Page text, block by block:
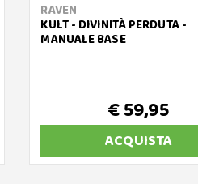
RAVEN
KULT - DIVINITÀ PERDUTA -
MANUALE BASE
€ 59,95
ACQUISTA